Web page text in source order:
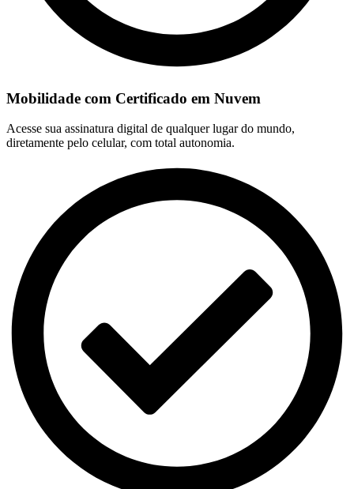
Mobilidade com Certificado em Nuvem
Acesse sua assinatura digital de qualquer lugar do mundo,
diretamente pelo celular, com total autonomia.